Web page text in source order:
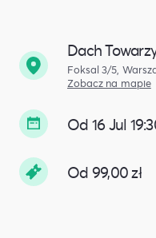
Dach
Foksal 3/5,
Zobacz na mapie
Od 16 Jul
Od 99,00 zł